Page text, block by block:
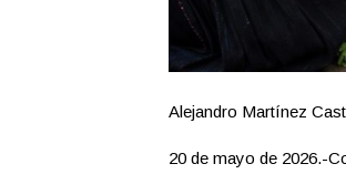
Alejandro Martínez
20 de mayo de 2026.-